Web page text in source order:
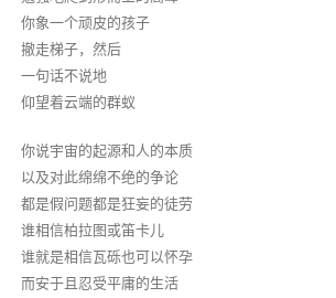
你象一个顽皮的孩子
撤走梯子，然后
一句话不说地
仰望着云端的群蚁
你说宇宙的起源和人的本质
以及对此绵绵不绝的争论
都是假问题都是狂妄的徒劳
谁相信柏拉图或笛卡儿
谁就是相信瓦砾也可以怀孕
而安于且忍受平庸的生活